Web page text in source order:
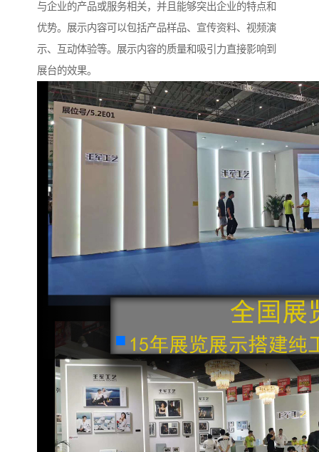
与企业的产品或服务相关，并且能够突出企业的特点和
优势。展示内容可以包括产品样品、宣传资料、视频演
示、互动体验等。展示内容的质量和吸引力直接影响到
展台的效果。